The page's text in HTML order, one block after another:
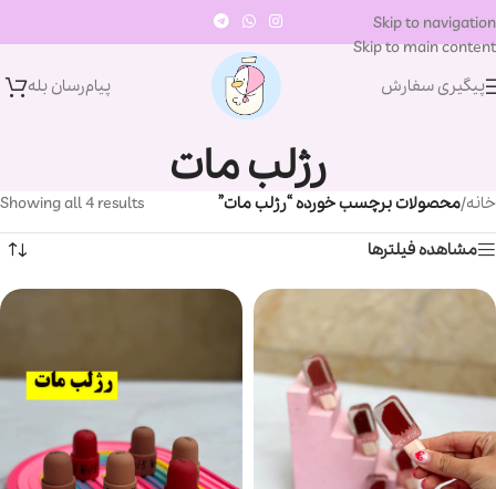
Skip to navigation
Skip to main content
پیگیری سفارش
پیام‌رسان‌ بله
رژلب مات
خانه/محصولات برچسب خورده “رژلب مات” Showing all 4 results
مشاهده فیلترها